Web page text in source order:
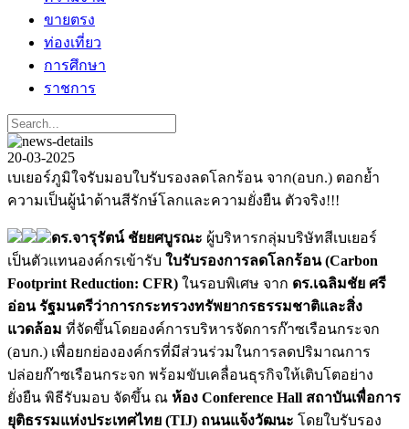
ขายตรง
ท่องเที่ยว
การศึกษา
ราชการ
20-03-2025
เบเยอร์ภูมิใจรับมอบใบรับรองลดโลกร้อน จาก(อบก.) ตอกย้ำ
ความเป็นผู้นำด้านสีรักษ์โลกและความยั่งยืน ตัวจริง!!!
ดร.จารุรัตน์ ชัยยศบูรณะ ผู้บริหารกลุ่มบริษัทสีเบเยอร์
เป็นตัวแทนองค์กรเข้ารับ ใบรับรองการลดโลกร้อน (Carbon
Footprint Reduction: CFR) ในรอบพิเศษ จาก ดร.เฉลิมชัย ศรี
อ่อน รัฐมนตรีว่าการกระทรวงทรัพยากรธรรมชาติและสิ่ง
แวดล้อม ที่จัดขึ้นโดยองค์การบริหารจัดการก๊าซเรือนกระจก
(อบก.) เพื่อยกย่ององค์กรที่มีส่วนร่วมในการลดปริมาณการ
ปล่อยก๊าซเรือนกระจก พร้อมขับเคลื่อนธุรกิจให้เติบโตอย่าง
ยั่งยืน พิธีรับมอบ จัดขึ้น ณ ห้อง Conference Hall สถาบันเพื่อการ
ยุติธรรมแห่งประเทศไทย (TIJ) ถนนแจ้งวัฒนะ โดยใบรับรอง